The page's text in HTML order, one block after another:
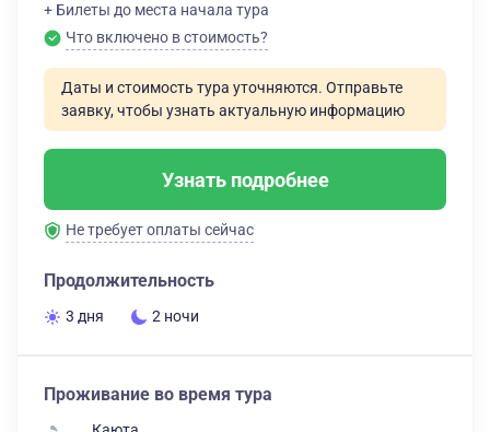
+ Билеты до места начала тура
Что включено в стоимость?
Даты и стоимость тура уточняются. Отправьте
заявку, чтобы узнать актуальную информацию
Узнать подробнее
Не требует оплаты сейчас
Продолжительность
3 дня 2 ночи
Проживание во время тура